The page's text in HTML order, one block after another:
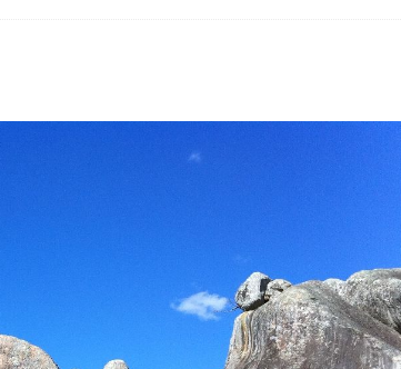
los lugares que visitamos o cambiamos nosotros?
La historia de la misteriosa avioneta de la playa
JAMAICA
moverse en Seychelles de manera sostenible